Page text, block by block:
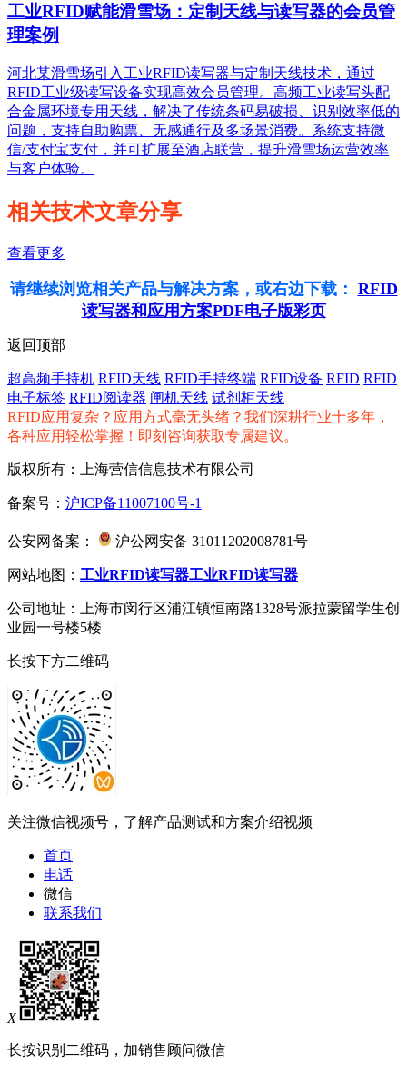
工业RFID赋能滑雪场：定制天线与读写器的会员管
理案例
河北某滑雪场引入工业RFID读写器与定制天线技术，通过
RFID工业级读写设备实现高效会员管理。高频工业读写头配
合金属环境专用天线，解决了传统条码易破损、识别效率低的
问题，支持自助购票、无感通行及多场景消费。系统支持微
信/支付宝支付，并可扩展至酒店联营，提升滑雪场运营效率
与客户体验。
相关技术文章分享
查看更多
请继续浏览相关产品与解决方案，或右边下载： RFID
读写器和应用方案PDF电子版彩页
返回顶部
超高频手持机 RFID天线 RFID手持终端 RFID设备 RFID RFID
电子标签 RFID阅读器 闸机天线 试剂柜天线
RFID应用复杂？应用方式毫无头绪？我们深耕行业十多年，
各种应用轻松掌握！即刻咨询获取专属建议。
版权所有：上海营信信息技术有限公司
备案号： 沪ICP备11007100号-1
公安网备案： 沪公网安备 31011202008781号
网站地图： 工业RFID读写器工业RFID读写器
公司地址：上海市闵行区浦江镇恒南路1328号派拉蒙留学生创
业园一号楼5楼
长按下方二维码
关注微信视频号，了解产品测试和方案介绍视频
首页
电话
微信
联系我们
X
长按识别二维码，加销售顾问微信